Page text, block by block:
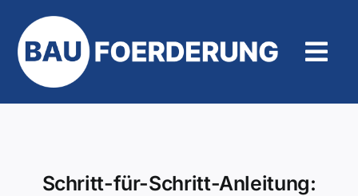
Inhalt
springen
Schritt-für-Schritt-Anleitung: